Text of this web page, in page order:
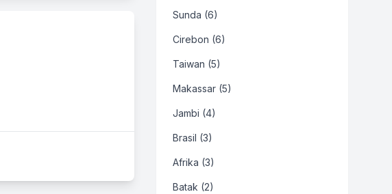
Sunda (6)
Cirebon (6)
Taiwan (5)
Makassar (5)
Jambi (4)
Brasil (3)
Afrika (3)
Batak (2)